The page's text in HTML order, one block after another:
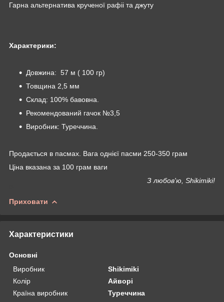
Гарна альтернатива крученої рафіі та джуту
Характерики:
Довжина: 57 м ( 100 гр)
Товщина 2,5 мм
Склад: 100% бавовна.
Рекомендований гачок №3,5
Виробник: Туреччина.
Продається в пасмах. Вага однієї пасми 250-350 грам
Ціна вказана за 100 грам ваги
З любов'ю, Shikimiki!
Приховати
Характеристики
Основні
Виробник
Shikimiki
Колір
Айворі
Країна виробник
Туреччина